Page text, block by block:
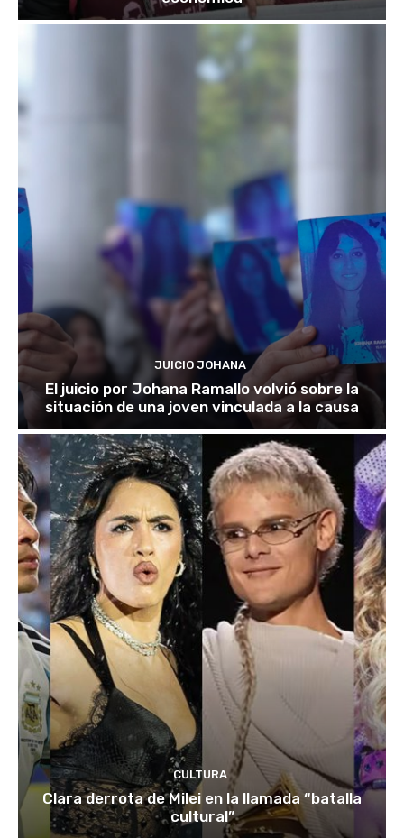
JUICIO JOHANA
El juicio por Johana Ramallo volvió sobre la
situación de una joven vinculada a la causa
CULTURA
Clara derrota de Milei en la llamada “batalla
cultural”